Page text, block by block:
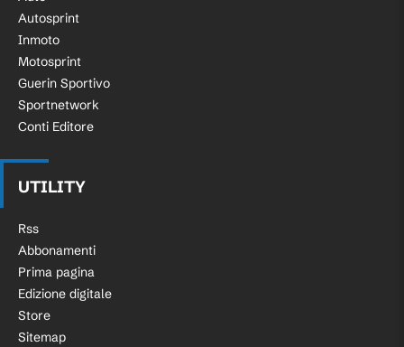
Autosprint
Inmoto
Motosprint
Guerin Sportivo
Sportnetwork
Conti Editore
UTILITY
Rss
Abbonamenti
Prima pagina
Edizione digitale
Store
Sitemap